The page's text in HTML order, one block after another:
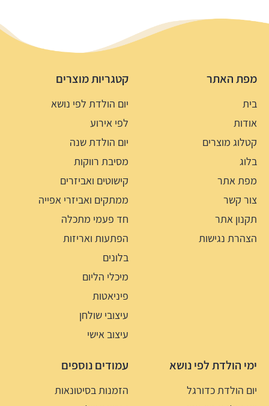
מפת האתר
בית
אודות
קטלוג מוצרים
בלוג
מפת אתר
צור קשר
תקנון אתר
הצהרת נגישות
קטגריות מוצרים
יום הולדת לפי נושא
לפי אירוע
יום הולדת שנה
מסיבת רווקות
קישוטים ואביזרים
ממתקים ואביזרי אפייה
חד פעמי מתכלה
הפתעות ואריזות
בלונים
מיכלי הליום
פיניאטות
עיצובי שולחן
עיצוב אישי
ימי הולדת לפי נושא
יום הולדת כדורגל
עמודים נוספים
הזמנות בסיטונאות